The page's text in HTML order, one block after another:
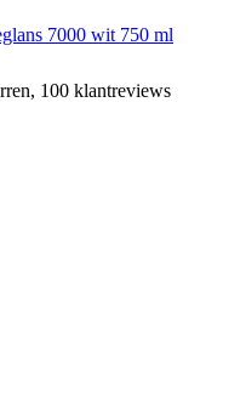
7000 wit 750 ml
100 klantreviews